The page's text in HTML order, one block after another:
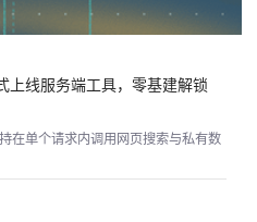
线服务端工具，零基建解锁
在单个请求内调用网页搜索与私有数